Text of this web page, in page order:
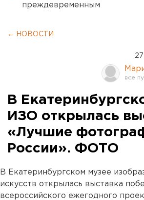
преждевременным
← НОВОСТИ
В
ИЗО открылась
«Лучшие
России». ФОТО
В Екатеринбургском музее
искусств открылась выставка
всероссийского ежегодного